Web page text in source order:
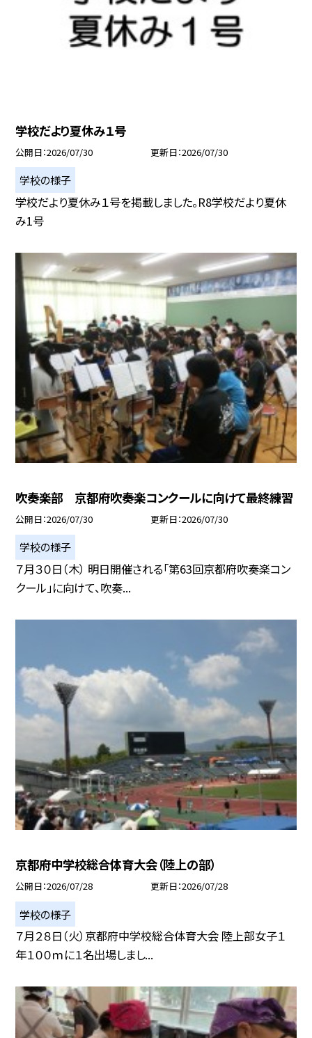
学校だより夏休み１号
公開日 2026/07/30 更新日 2026/07/30
学校の様子
学校だより夏休み１号を掲載しました。R8学校だより夏休
み1号
吹奏楽部 京都府吹奏楽コンクールに向けて最終練習
公開日 2026/07/30 更新日 2026/07/30
学校の様子
７月３０日（木） 明日開催される「第63回京都府吹奏楽コン
クール」に向けて、吹奏...
京都府中学校総合体育大会（陸上の部）
公開日 2026/07/28 更新日 2026/07/28
学校の様子
７月２８日（火）京都府中学校総合体育大会 陸上部女子１
年１００ｍに１名出場しまし...